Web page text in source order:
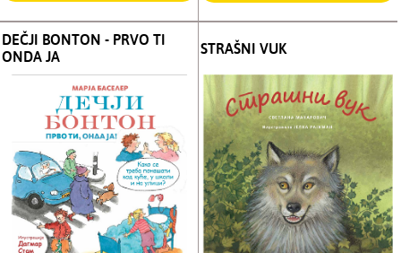
DEČJI BONTON - PRVO TI
ONDA JA
STRAŠNI VUK